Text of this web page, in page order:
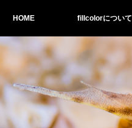
HOME fillcolorについて